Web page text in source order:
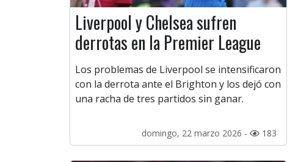
Liverpool y Chelsea sufren
derrotas en la Premier League
Los problemas de Liverpool se intensificaron
con la derrota ante el Brighton y los dejó con
una racha de tres partidos sin ganar.
domingo, 22 marzo 2026 - 183